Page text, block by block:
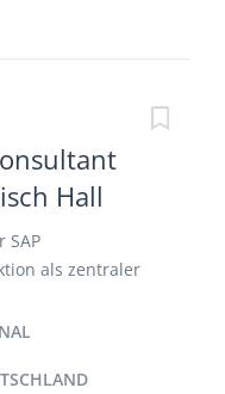
mit dem
Meetings
der Verkaufszahlen
Strategien
Hall
als zentraler
an